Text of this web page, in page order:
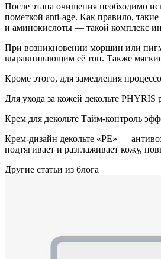
После этапа очищения необходимо
пометкой anti-age. Как правило,
и аминокислоты — такой комплекс
При возникновении морщин или
выравнивающим её тон. Также
Кроме этого, для замедления
Для ухода за кожей декольте PHYRIS
Крем для декольте Тайм-контроль
Крем-дизайн декольте «РЕ» —
подтягивает и разглаживает кожу,
Другие статьи из блога